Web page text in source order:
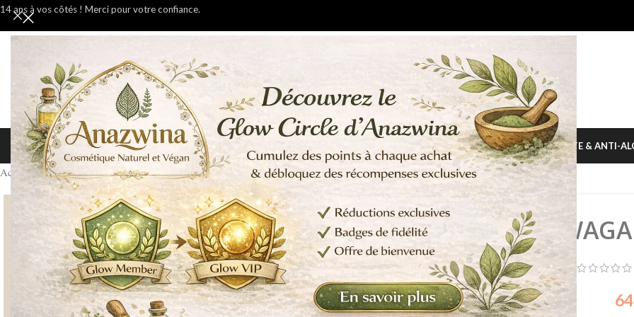
14 ans à vos côtés ! Merci pour votre confiance.
ACCUEIL COLORATIONSSHAMPOINGANTI-CHUTE & ANTI-
Accueil/Poudres Ayurvédiques/ASHWAGANDHA 200g